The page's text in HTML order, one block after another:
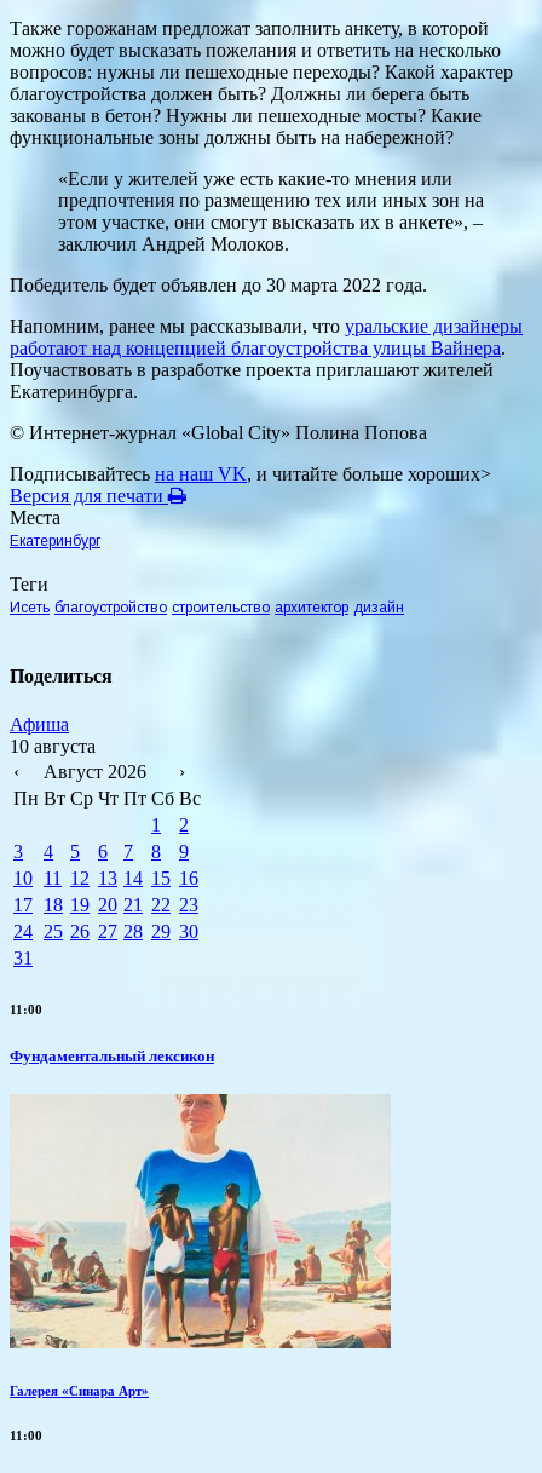
Также горожанам предложат заполнить анкету, в которой
можно будет высказать пожелания и ответить на несколько
вопросов: нужны ли пешеходные переходы? Какой характер
благоустройства должен быть? Должны ли берега быть
закованы в бетон? Нужны ли пешеходные мосты? Какие
функциональные зоны должны быть на набережной?
«Если у жителей уже есть какие-то мнения или
предпочтения по размещению тех или иных зон на
этом участке, они смогут высказать их в анкете», –
заключил Андрей Молоков.
Победитель будет объявлен до 30 марта 2022 года.
Напомним, ранее мы рассказывали, что уральские дизайнеры
работают над концепцией благоустройства улицы Вайнера.
Поучаствовать в разработке проекта приглашают жителей
Екатеринбурга.
© Интернет-журнал «Global City» Полина Попова
Подписывайтесь на наш VK, и читайте больше хороших>
Версия для печати
Места
Екатеринбург
Теги
Исеть благоустройство строительство архитектор дизайн
Поделиться
Афиша
10 августа
‹
Август 2026
›
Пн Вт Ср Чт Пт Сб Вс
1
2
3
4 5 6 7 8
9
10 11 12 13 14 15 16
17 18 19 20 21 22 23
24 25 26 27 28 29 30
31
11:00
Фундаментальный лексикон
Галерея «Синара Арт»
11:00